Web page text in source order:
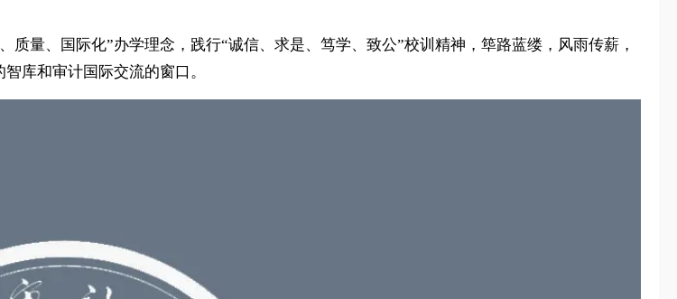
量、国际化”办学理念，践行“诚信、求是、笃学、致公”校训精神，筚路蓝缕，风雨传薪，
库和审计国际交流的窗口。